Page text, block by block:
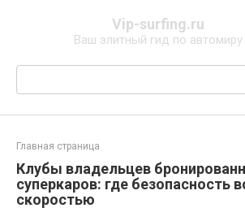
Vip-surfing.ru
Ваш элитный гид по автомиру
Поиск:
Главная страница
Клубы владельцев
суперкаров: где безопасность
скоростью